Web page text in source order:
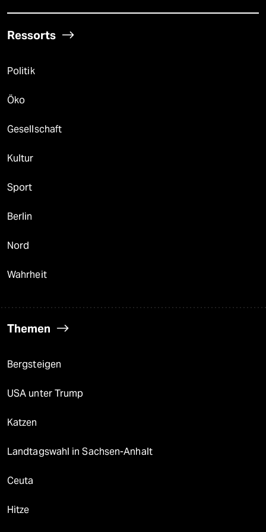
Ressorts
Politik
Öko
Gesellschaft
Kultur
Sport
Berlin
Nord
Wahrheit
Themen
Bergsteigen
USA unter Trump
Katzen
Landtagswahl in Sachsen-Anhalt
Ceuta
Hitze